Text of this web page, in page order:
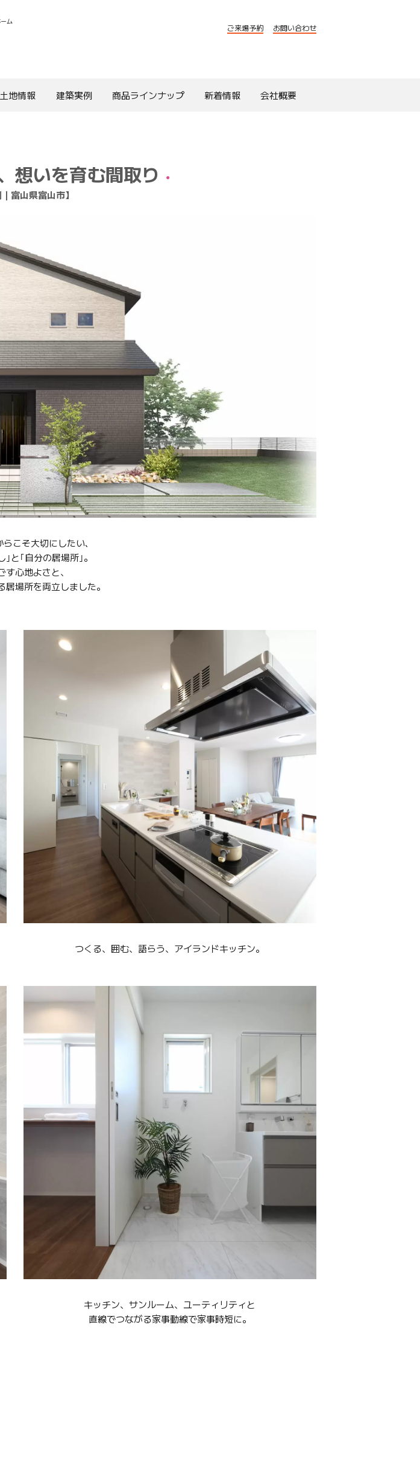
ム
ご来場予約 お問い合わせ
土地情報 建築実例 商品ラインナップ 新着情報 会社概要
想いを育む間取り
｜富山県富山市】
こそ大切にしたい､
｣と｢自分の居場所｣。
す心地よさと、
居場所を両立しました。
つくる、囲む、語らう、アイランドキッチン。
キッチン、サンルーム、ユーティリティと
直線でつながる家事動線で家事時短に。